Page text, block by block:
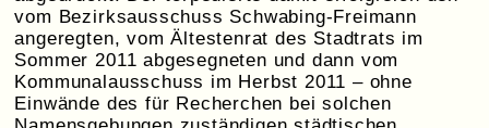
vom Bezirksausschuss Schwabing-Freimann
angeregten, vom Ältestenrat des Stadtrats im
Sommer 2011 abgesegneten und dann vom
Kommunalausschuss im Herbst 2011 – ohne
Einwände des für Recherchen bei solchen